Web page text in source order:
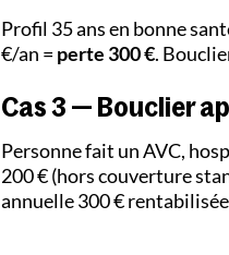
Profil 35 ans en bonne
€/an = perte 300 €.
Cas 3 — Bouclier
Personne fait un AVC,
200 € (hors couverture
annuelle 300 €